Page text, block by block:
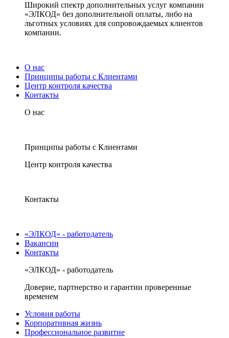
Широкий спектр дополнительных услуг компании
«ЭЛКОД» без дополнительной оплаты, либо на
льготных условиях для сопровождаемых клиентов
компании.
О нас
Принципы работы с Клиентами
Центр контроля качества
Контакты
О нас
Принципы работы с Клиентами
Центр контроля качества
Контакты
«ЭЛКОД» - работодатель
Вакансии
Контакты
«ЭЛКОД» - работодатель
Доверие, партнерство и гарантии проверенные
временем
Условия работы
Корпоративная жизнь
Профессиональное развитие